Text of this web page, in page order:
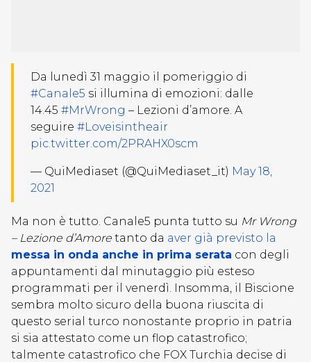
Da lunedì 31 maggio il pomeriggio di
#Canale5 si illumina di emozioni: dalle
14.45 #MrWrong – Lezioni d’amore. A
seguire #Loveisintheair
pic.twitter.com/2PRAHX0scm
— QuiMediaset (@QuiMediaset_it) May 18,
2021
Ma non è tutto. Canale5 punta tutto su Mr Wrong
– Lezione d’Amore tanto da aver già previsto la
messa in onda anche in prima serata con degli
appuntamenti dal minutaggio più esteso
programmati per il venerdì. Insomma, il Biscione
sembra molto sicuro della buona riuscita di
questo serial turco nonostante proprio in patria
si sia attestato come un flop catastrofico;
talmente catastrofico che FOX Turchia decise di